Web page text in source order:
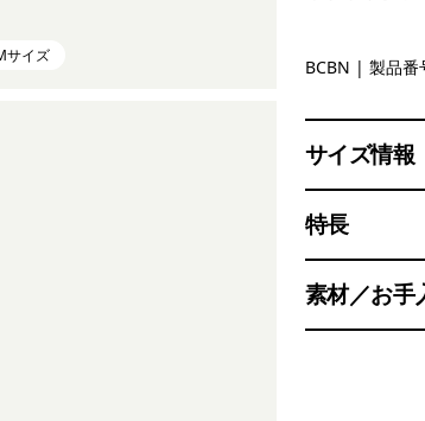
イズ
Bobcat
BCBN | 製品番
サイズ情報
特長
素材／お手